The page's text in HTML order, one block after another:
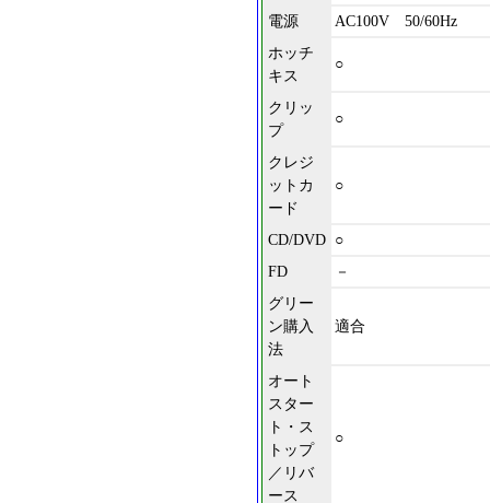
電源
AC100V 50/60Hz
ホッチ
キス
○
クリッ
プ
○
クレジ
ットカ
ード
○
CD/DVD ○
FD
－
グリー
ン購入
法
適合
オート
スター
ト・ス
トップ
／リバ
ース
○